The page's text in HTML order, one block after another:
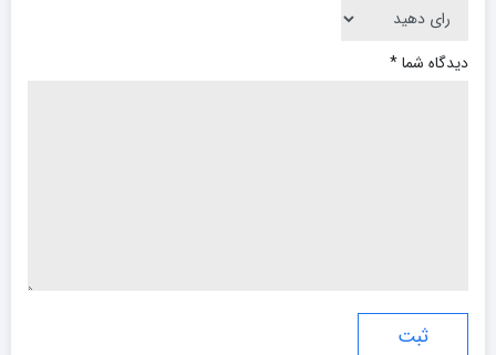
دیدگاه شما*